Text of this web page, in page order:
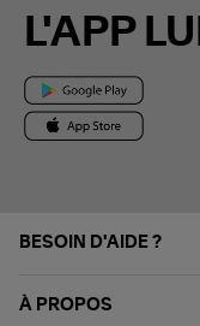
L'APP
BESOIN D'AIDE ?
À PROPOS